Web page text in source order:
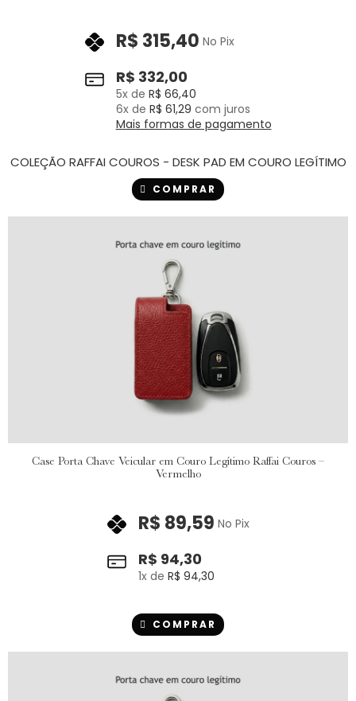
R$ 332,00
5x de R$ 66,40
6x de R$ 61,29 com juros
Mais formas de pagamento
R$ 315,40 No Pix
COLEÇÃO RAFFAI COUROS - DESK PAD EM COURO LEGÍTIMO
COMPRAR
Case Porta Chave Veicular em Couro Legítimo Raffai Couros –
Vermelho
R$ 94,30
1x de R$ 94,30
R$ 89,59 No Pix
COMPRAR